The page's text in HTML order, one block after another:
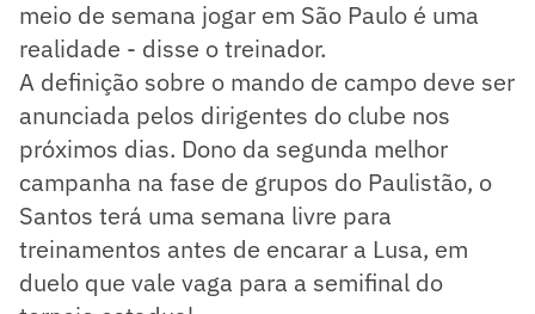
meio de semana jogar em São Paulo é uma
realidade - disse o treinador.
A definição sobre o mando de campo deve ser
anunciada pelos dirigentes do clube nos
próximos dias. Dono da segunda melhor
campanha na fase de grupos do Paulistão, o
Santos terá uma semana livre para
treinamentos antes de encarar a Lusa, em
duelo que vale vaga para a semifinal do